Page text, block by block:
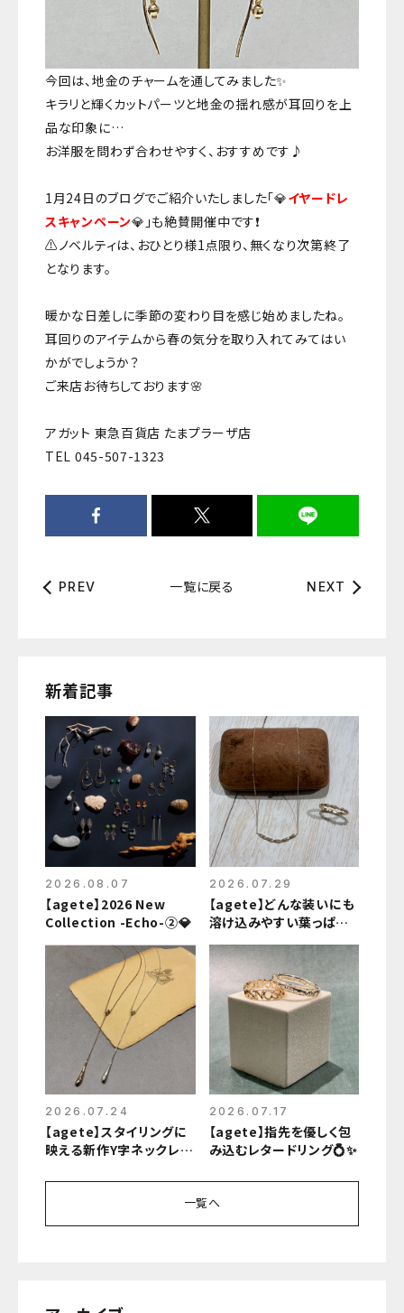
今回は、地金のチャームを通してみました✨
キラリと輝くカットパーツと地金の揺れ感が耳回りを上
品な印象に…
お洋服を問わず合わせやすく、おすすめです♪
1月24日のブログでご紹介いたしました「💎イヤードレ
スキャンペーン💎」も絶賛開催中です❗
⚠️ノベルティは、おひとり様1点限り、無くなり次第終了
となります。
暖かな日差しに季節の変わり目を感じ始めましたね。
耳回りのアイテムから春の気分を取り入れてみてはい
かがでしょうか？
ご来店お待ちしております🌸
アガット 東急百貨店 たまプラーザ店
TEL 045-507-1323
PREV 一覧に戻る NEXT
新着記事
2026.08.07
【agete】2026 New
Collection -Echo-②💎
2026.07.29
【agete】どんな装いにも
溶け込みやすい葉っぱモ
🍃
2026.07.24
【agete】スタイリングに
映える新作Y字ネックレス
2026.07.17
【agete】指先を優しく包
み込むレタードリング💍✨
一覧へ